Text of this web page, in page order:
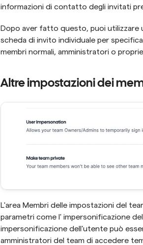
informazioni di contatto degli invitati
Dopo aver fatto questo, puoi utilizzare
scheda di invito individuale per
membri normali, amministratori o
Altre impostazioni dei
L'area Membri delle impostazioni del
parametri come l' impersonificazione
impersonificazione dell'utente può
amministratori del team di accedere